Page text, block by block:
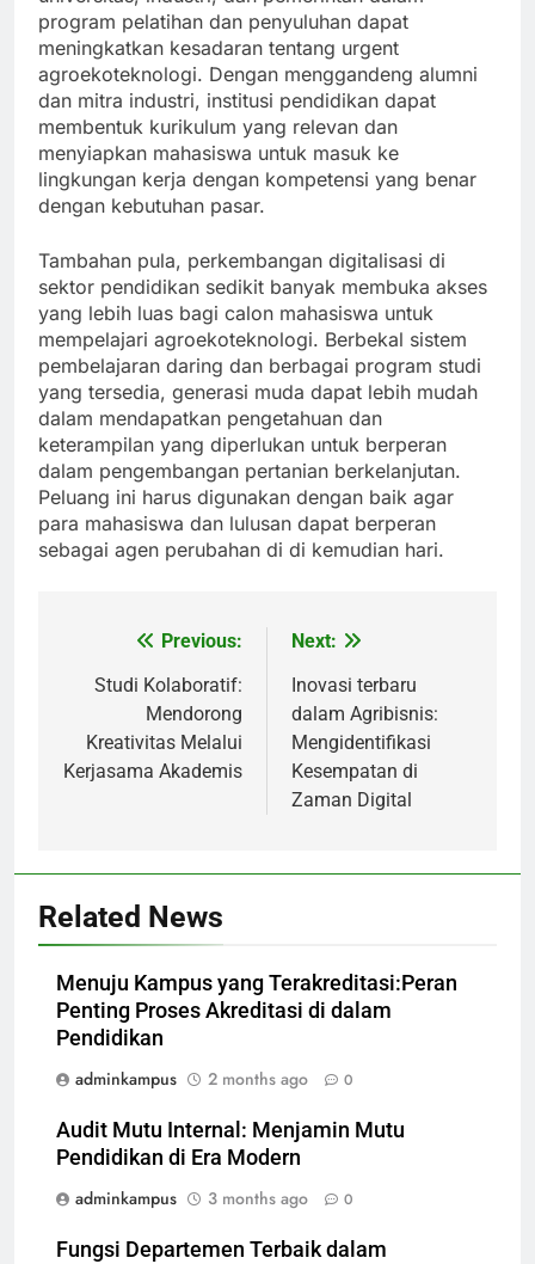
program pelatihan dan penyuluhan dapat
meningkatkan kesadaran tentang urgent
agroekoteknologi. Dengan menggandeng alumni
dan mitra industri, institusi pendidikan dapat
membentuk kurikulum yang relevan dan
menyiapkan mahasiswa untuk masuk ke
lingkungan kerja dengan kompetensi yang benar
dengan kebutuhan pasar.
Tambahan pula, perkembangan digitalisasi di
sektor pendidikan sedikit banyak membuka akses
yang lebih luas bagi calon mahasiswa untuk
mempelajari agroekoteknologi. Berbekal sistem
pembelajaran daring dan berbagai program studi
yang tersedia, generasi muda dapat lebih mudah
dalam mendapatkan pengetahuan dan
keterampilan yang diperlukan untuk berperan
dalam pengembangan pertanian berkelanjutan.
Peluang ini harus digunakan dengan baik agar
para mahasiswa dan lulusan dapat berperan
sebagai agen perubahan di di kemudian hari.
navigation
Previous:
Studi Kolaboratif:
Mendorong
Kreativitas Melalui
Kerjasama Akademis
Next:
Inovasi terbaru
dalam Agribisnis:
Mengidentifikasi
Kesempatan di
Zaman Digital
Related News
Menuju Kampus yang Terakreditasi:Peran
Penting Proses Akreditasi di dalam
Pendidikan
adminkampus
2 months ago 0
Audit Mutu Internal: Menjamin Mutu
Pendidikan di Era Modern
adminkampus
3 months ago 0
Fungsi Departemen Terbaik dalam